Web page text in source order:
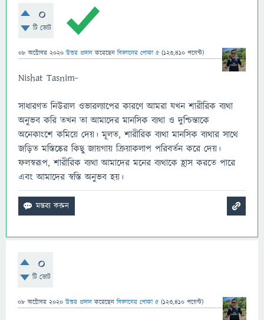
0
টি ভোট
08 অক্টোবর 2020 উত্তর প্রদান করেছেনবিজ্ঞানের পোকা ৫ (123,410 পয়েন্ট)
Nishat Tasnim-
সাধারণত নিউরাল ওভারল্যাপের কারণে আমরা যখন শারীরিক ব্যথা
অনুভব করি তখন তা আমাদের মানসিক ব্যথা ও দুশ্চিন্তাকে
অনেকাংশে কমিয়ে দেয়। মূলত, শারীরিক ব্যথা মানসিক ব্যথার সাথে
জড়িত মস্তিষ্কের কিছু জায়গায় ক্রিয়াকলাপ পরিবর্তন করে দেয়।
ফলস্বরূপ, শারীরিক ব্যথা আমাদের মনের ব্যথাকে হ্রাস করতে পারে
এবং আমাদের স্বস্তি অনুভব হয়।
0
টি ভোট
08 অক্টোবর 2020 উত্তর প্রদান করেছেনবিজ্ঞানের পোকা ৫ (123,410 পয়েন্ট)